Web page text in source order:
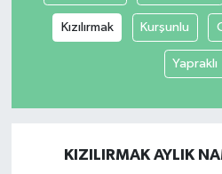
Kızılırmak Kurşunlu
Yapraklı
KIZILIRMAK AYLIK